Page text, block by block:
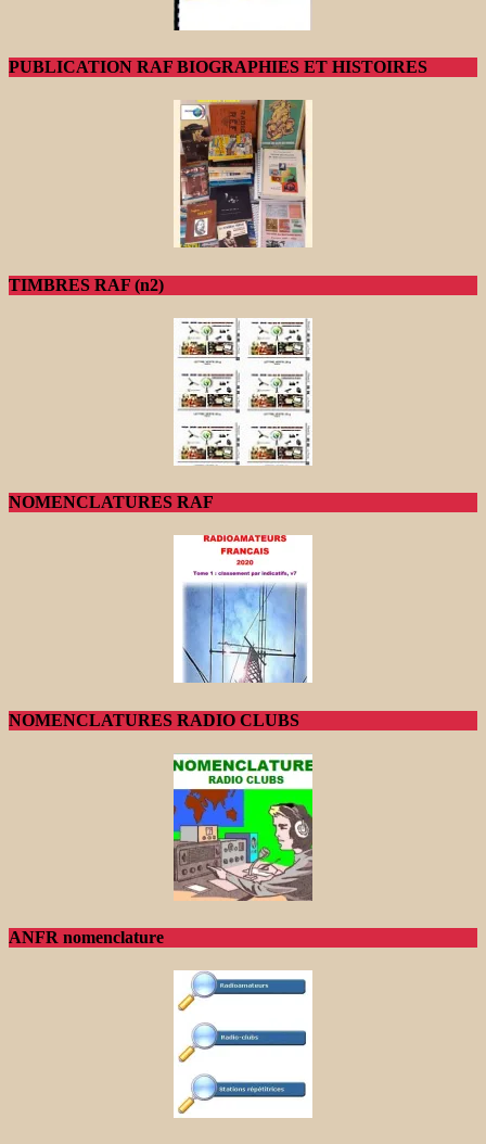
PUBLICATION RAF BIOGRAPHIES ET HISTOIRES
TIMBRES RAF (n2)
NOMENCLATURES RAF
NOMENCLATURES RADIO CLUBS
ANFR nomenclature